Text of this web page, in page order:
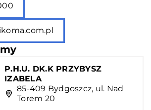
P.H.U. DK.K PRZYBYSZ
IZABELA
85-409 Bydgoszcz, ul. Nad
Torem 20